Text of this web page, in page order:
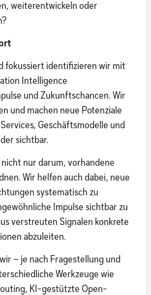
weiterentwickeln oder
fokussiert identifizieren wir mit
Intelligence
und Zukunftschancen. Wir
und machen neue Potenziale
Geschäftsmodelle und
sichtbar.
nur darum, vorhandene
Wir helfen auch dabei, neue
systematisch zu
Impulse sichtbar zu
verstreuten Signalen konkrete
abzuleiten.
– je nach Fragestellung und
Werkzeuge wie
KI-gestützte Open-